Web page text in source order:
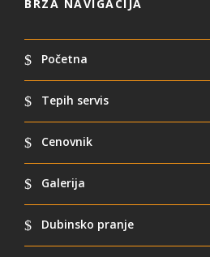
BRZA NAVIGACIJA
Početna
Tepih servis
Cenovnik
Galerija
Dubinsko pranje